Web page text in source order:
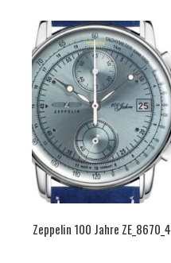
Zeppelin 100 Jahre ZE_8670_4